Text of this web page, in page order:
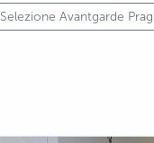
Selezione Avantgarde